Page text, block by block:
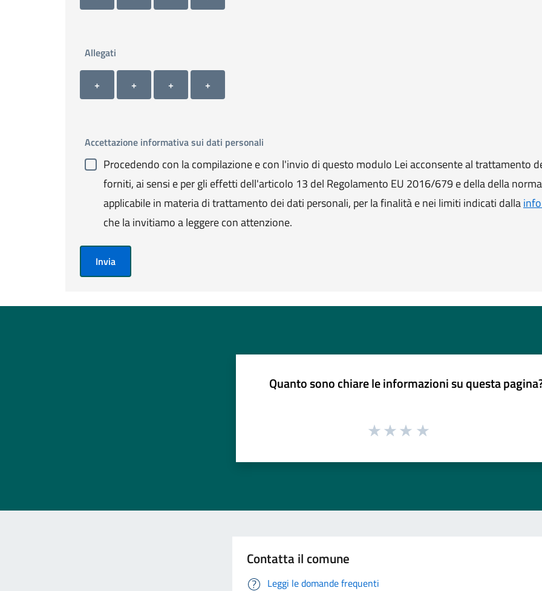
Allegati
Allegato 1
+
Allegato 2
+
Allegato 3
+
Allegato 4
+
Accettazione informativa sui dati personali
Procedendo con la compilazione e con l'invio di questo modulo Lei acconsente al trattamento
forniti, ai sensi e per gli effetti dell'articolo 13 del Regolamento EU 2016/679 e della della
applicabile in materia di trattamento dei dati personali, per la finalità e nei limiti indicati dalla
che la invitiamo a leggere con attenzione.
Invia
Quanto sono chiare le informazioni su questa
Contatta il comune
Leggi le domande frequenti